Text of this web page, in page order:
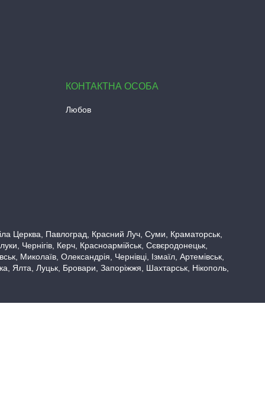
Любов
Церква, Павлоград, Красний Луч, Суми, Краматорськ,
Чернігів, Керч, Красноармійськ, Сєвєродонецьк,
Миколаїв, Олександрія, Чернівці, Ізмаїл, Артемівськ,
Ялта, Луцьк, Бровари, Запоріжжя, Шахтарськ, Нікополь,